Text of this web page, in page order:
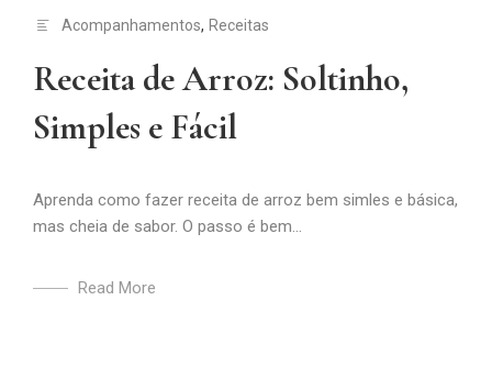
Acompanhamentos, Receitas
Receita de Arroz: Soltinho,
Simples e Fácil
Aprenda como fazer receita de arroz bem simles e básica,
mas cheia de sabor. O passo é bem...
Read More